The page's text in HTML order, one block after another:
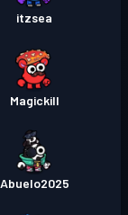
itzsea
Magickill
Abuelo2025